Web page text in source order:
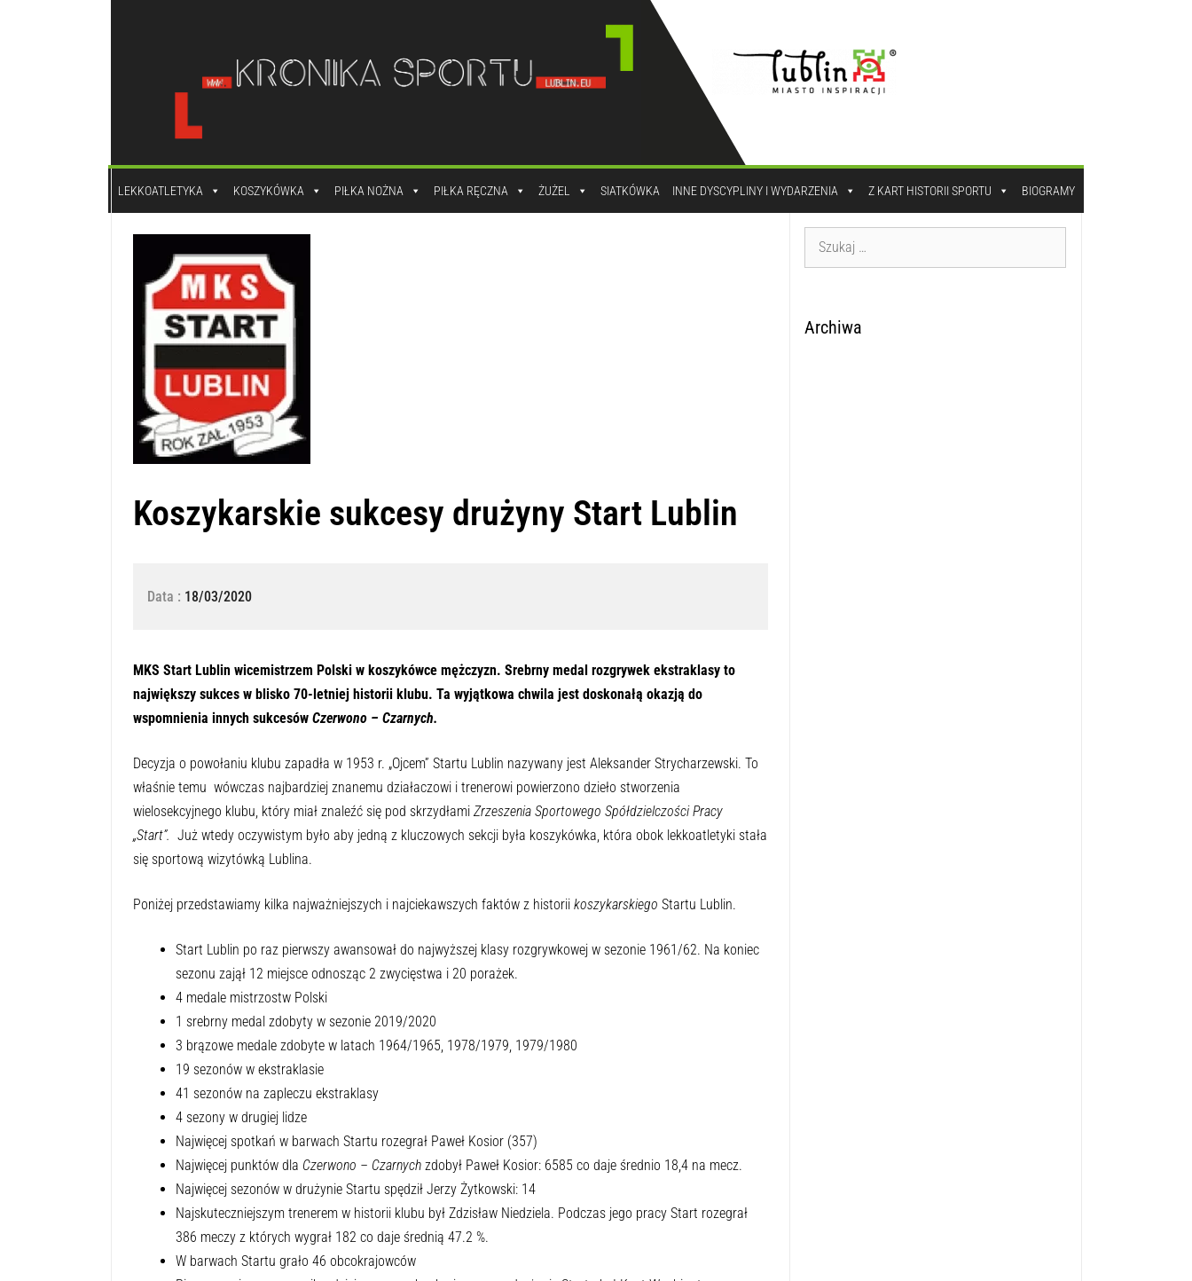
LEKKOATLETYKA KOSZYKÓWKA PIŁKA NOŻNA PIŁKA RĘCZNA ŻUŻEL SIATKÓWKA INNE DYSCYPLINY I WYDARZENIA Z KART HISTORII SPORTU BIOGRAMY
Koszykarskie sukcesy drużyny Start Lublin
Data : 18/03/2020
MKS Start Lublin wicemistrzem Polski w koszykówce mężczyzn. Srebrny medal rozgrywek ekstraklasy to
największy sukces w blisko 70-letniej historii klubu. Ta wyjątkowa chwila jest doskonałą okazją do
wspomnienia innych sukcesów Czerwono – Czarnych.
Decyzja o powołaniu klubu zapadła w 1953 r. „Ojcem” Startu Lublin nazywany jest Aleksander Strycharzewski. To
właśnie temu wówczas najbardziej znanemu działaczowi i trenerowi powierzono dzieło stworzenia
wielosekcyjnego klubu, który miał znaleźć się pod skrzydłami Zrzeszenia Sportowego Spółdzielczości Pracy
„Start”. Już wtedy oczywistym było aby jedną z kluczowych sekcji była koszykówka, która obok lekkoatletyki stała
się sportową wizytówką Lublina.
Poniżej przedstawiamy kilka najważniejszych i najciekawszych faktów z historii koszykarskiego Startu Lublin.
Start Lublin po raz pierwszy awansował do najwyższej klasy rozgrywkowej w sezonie 1961/62. Na koniec
sezonu zajął 12 miejsce odnosząc 2 zwycięstwa i 20 porażek.
4 medale mistrzostw Polski
1 srebrny medal zdobyty w sezonie 2019/2020
3 brązowe medale zdobyte w latach 1964/1965, 1978/1979, 1979/1980
19 sezonów w ekstraklasie
41 sezonów na zapleczu ekstraklasy
4 sezony w drugiej lidze
Najwięcej spotkań w barwach Startu rozegrał Paweł Kosior (357)
Najwięcej punktów dla Czerwono – Czarnychzdobył Paweł Kosior: 6585 co daje średnio 18,4 na mecz.
Najwięcej sezonów w drużynie Startu spędził Jerzy Żytkowski: 14
Najskuteczniejszym trenerem w historii klubu był Zdzisław Niedziela. Podczas jego pracy Start rozegrał
386 meczy z których wygrał 182 co daje średnią 47.2 %.
W barwach Startu grało 46 obcokrajowców
Archiwa